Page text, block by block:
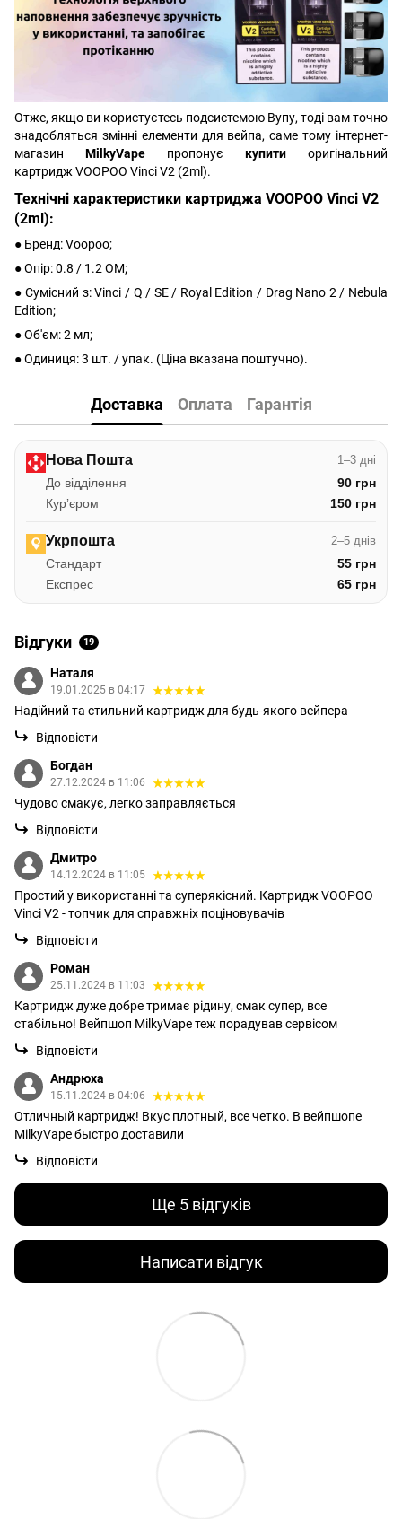
Отже, якщо ви користуєтесь подсистемою Вупу, тоді вам точно
знадобляться змінні елементи для вейпа, саме тому інтернет-
магазин MilkyVape пропонує купити оригінальний
картридж VOOPOO Vinci V2 (2ml).
Технічні характеристики картриджа VOOPOO Vinci V2
(2ml):
● Бренд: Voopoo;
● Опір: 0.8 / 1.2 ОМ;
● Сумісний з: Vinci / Q / SE / Royal Edition / Drag Nano 2 / Nebula
Edition;
● Об'єм: 2 мл;
● Одиниця: 3 шт. / упак. (Ціна вказана поштучно).
Доставка Оплата Гарантія
Нова Пошта 1–3 дні
До відділення
90 грн
Курʼєром
150 грн
Укрпошта 2–5 днів
Стандарт
55 грн
Експрес
65 грн
Відгуки 19
Наталя
19.01.2025 в 04:17
Надійний та стильний картридж для будь-якого вейпера
Відповісти
Богдан
27.12.2024 в 11:06
Чудово смакує, легко заправляється
Відповісти
Дмитро
14.12.2024 в 11:05
Простий у використанні та суперякісний. Картридж VOOPOO
Vinci V2 - топчик для справжніх поціновувачів
Відповісти
Роман
25.11.2024 в 11:03
Картридж дуже добре тримає рідину, смак супер, все
стабільно! Вейпшоп MilkyVape теж порадував сервісом
Відповісти
Андрюха
15.11.2024 в 04:06
Отличный картридж! Вкус плотный, все четко. В вейпшопе
MilkyVape быстро доставили
Відповісти
Ще 5 відгуків
Написати відгук